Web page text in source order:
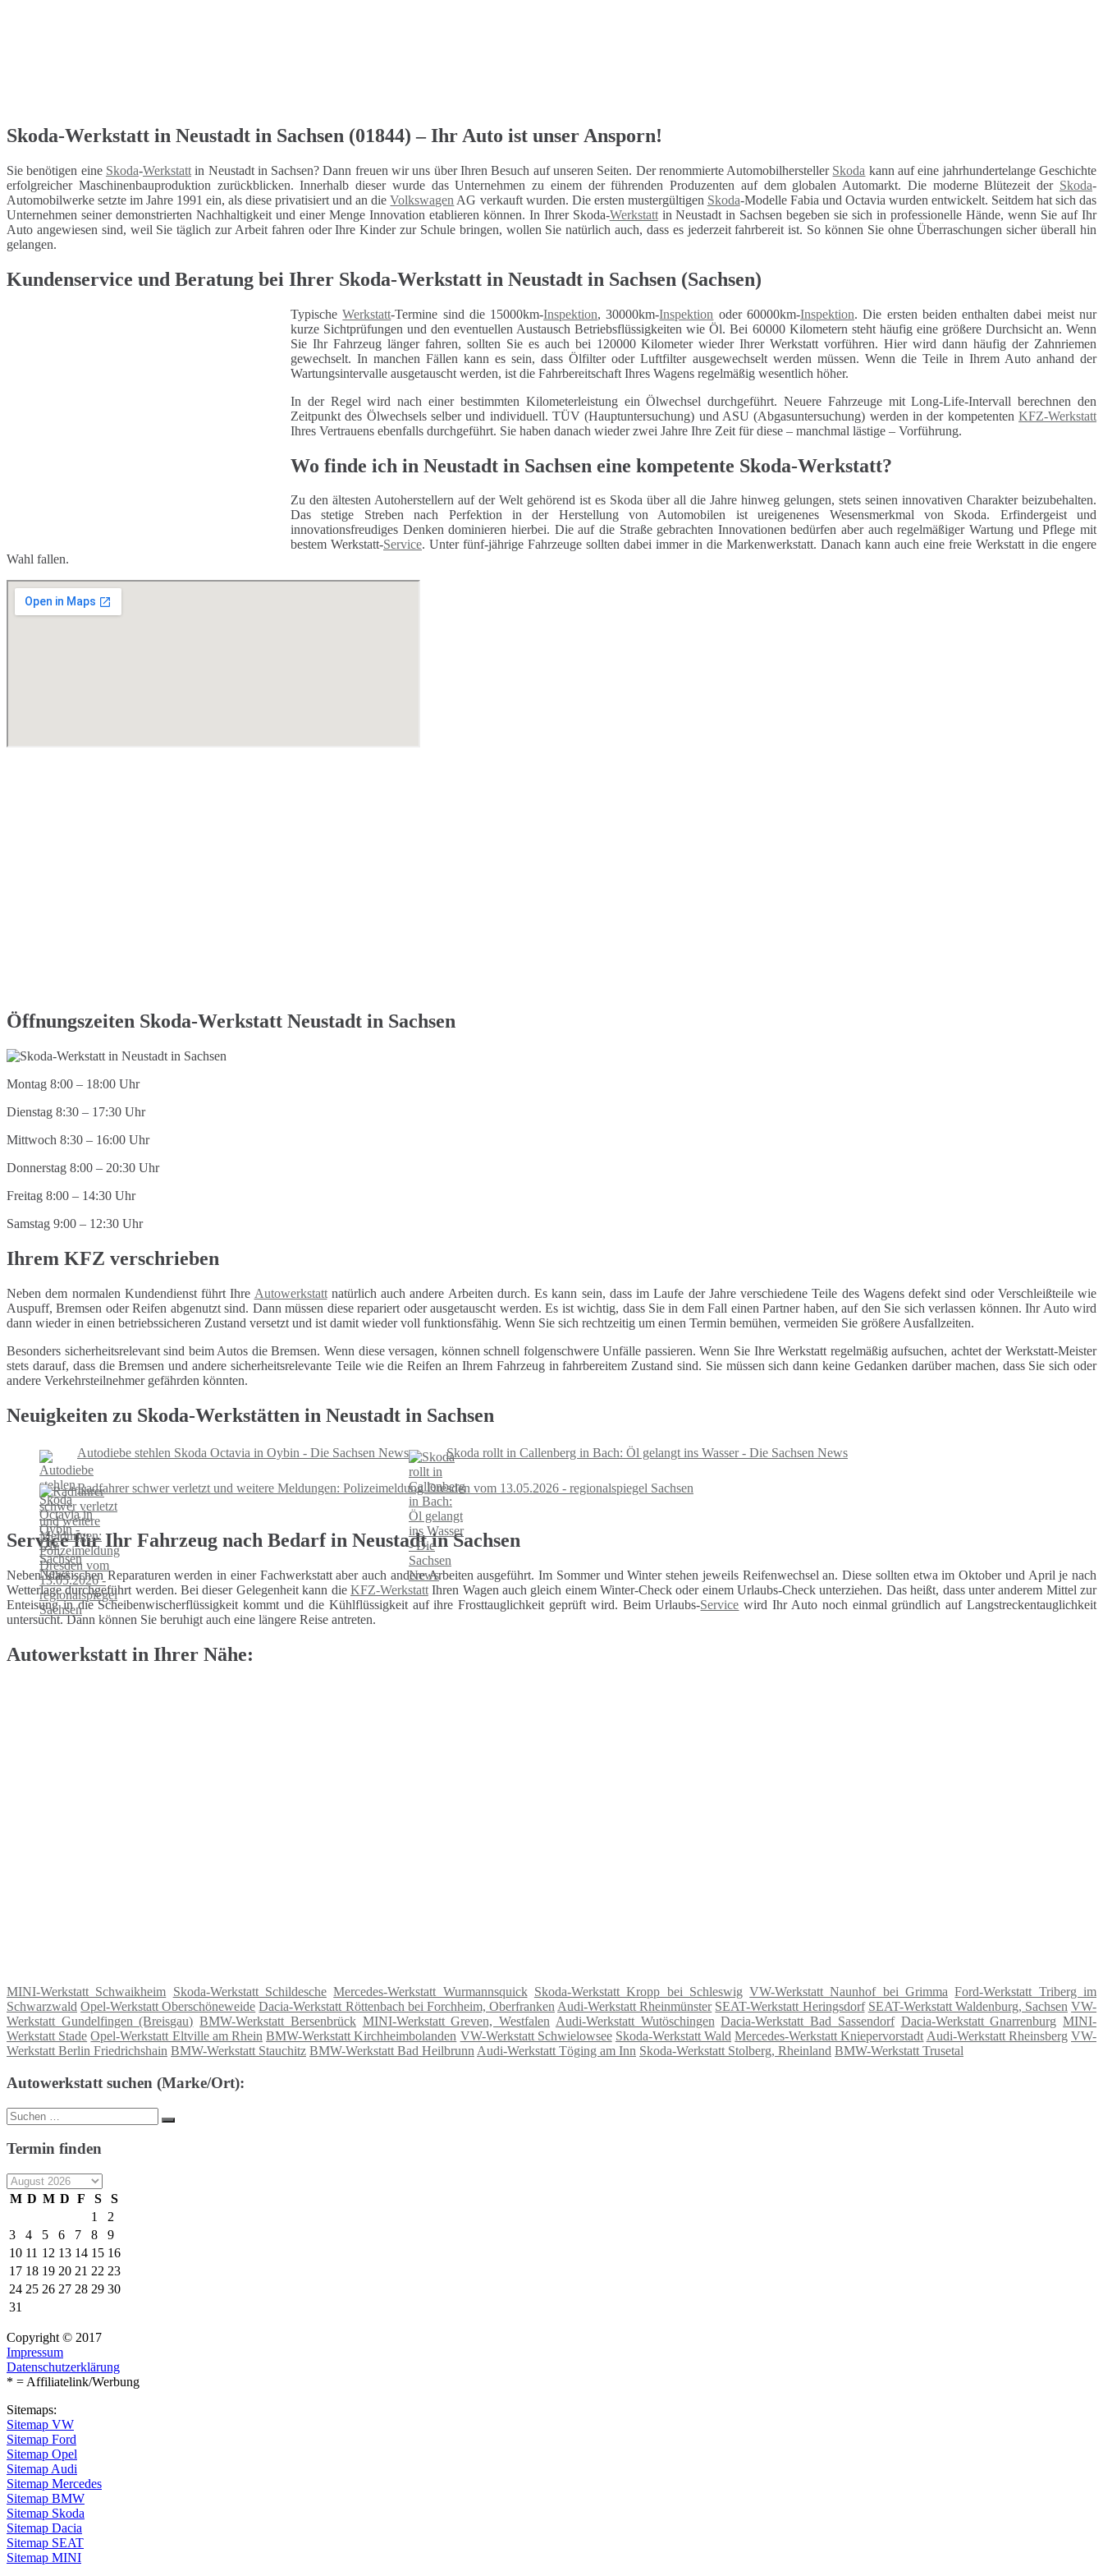
Skoda-Werkstatt in Neustadt in Sachsen (01844) – Ihr Auto ist unser Ansporn!
Sie benötigen eine Skoda-Werkstattin Neustadt in Sachsen? Dann freuen wir uns über Ihren Besuch auf unseren Seiten. Der renommierte Automobilhersteller Skoda kann auf eine jahrhundertelange Geschichte
erfolgreicher Maschinenbauproduktion zurückblicken. Innerhalb dieser wurde das Unternehmen zu einem der führenden Produzenten auf dem globalen Automarkt. Die moderne Blütezeit der Skoda-
Automobilwerke setzte im Jahre 1991 ein, als diese privatisiert und an dieVolkswagen AG verkauft wurden. Die ersten mustergültigen Skoda-Modelle Fabia und Octavia wurden entwickelt. Seitdem hat sich das
Unternehmen seiner demonstrierten Nachhaltigkeit und einer Menge Innovation etablieren können. In Ihrer Skoda-Werkstattin Neustadt in Sachsen begeben sie sich in professionelle Hände, wenn Sie auf Ihr
Auto angewiesen sind, weil Sie täglich zur Arbeit fahren oder Ihre Kinder zur Schule bringen, wollen Sie natürlich auch, dass es jederzeit fahrbereit ist. So können Sie ohne Überraschungen sicher überall hin
gelangen.
Kundenservice und Beratung bei Ihrer Skoda-Werkstatt in Neustadt in Sachsen (Sachsen)
TypischeWerkstatt-Termine sind die 15000km-Inspektion, 30000km-Inspektion oder 60000km-Inspektion. Die ersten beiden enthalten dabei meist nur
kurze Sichtprüfungen und den eventuellen Austausch Betriebsflüssigkeiten wie Öl. Bei 60000 Kilometern steht häufig eine größere Durchsicht an. Wenn
Sie Ihr Fahrzeug länger fahren, sollten Sie es auch bei 120000 Kilometer wieder Ihrer Werkstatt vorführen. Hier wird dann häufig der Zahnriemen
gewechselt. In manchen Fällen kann es sein, dass Ölfilter oder Luftfilter ausgewechselt werden müssen. Wenn die Teile in Ihrem Auto anhand der
Wartungsintervalle ausgetauscht werden, ist die Fahrbereitschaft Ihres Wagens regelmäßig wesentlich höher.
In der Regel wird nach einer bestimmten Kilometerleistung ein Ölwechsel durchgeführt. Neuere Fahrzeuge mit Long-Life-Intervall berechnen den
Zeitpunkt des Ölwechsels selber und individuell. TÜV (Hauptuntersuchung) und ASU (Abgasuntersuchung) werden in der kompetenten KFZ-Werkstatt
Ihres Vertrauens ebenfalls durchgeführt. Sie haben danach wieder zwei Jahre Ihre Zeit für diese – manchmal lästige – Vorführung.
Wo finde ich in Neustadt in Sachsen eine kompetente Skoda-Werkstatt?
Zu den ältesten Autoherstellern auf der Welt gehörend ist es Skoda über all die Jahre hinweg gelungen, stets seinen innovativen Charakter beizubehalten.
Das stetige Streben nach Perfektion in der Herstellung von Automobilen ist ureigenenes Wesensmerkmal von Skoda. Erfindergeist und
innovationsfreudiges Denken dominieren hierbei. Die auf die Straße gebrachten Innovationen bedürfen aber auch regelmäßiger Wartung und Pflege mit
bestem Werkstatt-Service. Unter fünf-jährige Fahrzeuge sollten dabei immer in die Markenwerkstatt. Danach kann auch eine freie Werkstatt in die engere
Wahl fallen.
Öffnungszeiten Skoda-Werkstatt Neustadt in Sachsen
Montag 8:00 – 18:00 Uhr
Dienstag 8:30 – 17:30 Uhr
Mittwoch 8:30 – 16:00 Uhr
Donnerstag 8:00 – 20:30 Uhr
Freitag 8:00 – 14:30 Uhr
Samstag 9:00 – 12:30 Uhr
Ihrem KFZ verschrieben
Neben dem normalen Kundendienst führt Ihre Autowerkstattnatürlich auch andere Arbeiten durch. Es kann sein, dass im Laufe der Jahre verschiedene Teile des Wagens defekt sind oder Verschleißteile wie
Auspuff, Bremsen oder Reifen abgenutzt sind. Dann müssen diese repariert oder ausgetauscht werden. Es ist wichtig, dass Sie in dem Fall einen Partner haben, auf den Sie sich verlassen können. Ihr Auto wird
dann wieder in einen betriebssicheren Zustand versetzt und ist damit wieder voll funktionsfähig. Wenn Sie sich rechtzeitig um einen Termin bemühen, vermeiden Sie größere Ausfallzeiten.
Besonders sicherheitsrelevant sind beim Autos die Bremsen. Wenn diese versagen, können schnell folgenschwere Unfälle passieren. Wenn Sie Ihre Werkstatt regelmäßig aufsuchen, achtet der Werkstatt-Meister
stets darauf, dass die Bremsen und andere sicherheitsrelevante Teile wie die Reifen an Ihrem Fahrzeug in fahrbereitem Zustand sind. Sie müssen sich dann keine Gedanken darüber machen, dass Sie sich oder
andere Verkehrsteilnehmer gefährden könnten.
Neuigkeiten zu Skoda-Werkstätten in Neustadt in Sachsen
Autodiebe stehlen Skoda Octavia in Oybin - Die Sachsen News Skoda rollt in Callenberg in Bach: Öl gelangt ins Wasser - Die Sachsen News
Radfahrer schwer verletzt und weitere Meldungen: Polizeimeldung Dresden vom 13.05.2026 - regionalspiegel Sachsen
Service für Ihr Fahrzeug nach Bedarf in Neustadt in Sachsen
Neben klassischen Reparaturen werden in einer Fachwerkstatt aber auch andere Arbeiten ausgeführt. Im Sommer und Winter stehen jeweils Reifenwechsel an. Diese sollten etwa im Oktober und April je nach
Wetterlage durchgeführt werden. Bei dieser Gelegenheit kann die KFZ-WerkstattIhren Wagen auch gleich einem Winter-Check oder einem Urlaubs-Check unterziehen. Das heißt, dass unter anderem Mittel zur
Enteisung in die Scheibenwischerflüssigkeit kommt und die Kühlflüssigkeit auf ihre Frosttauglichkeit geprüft wird. Beim Urlaubs-Service wird Ihr Auto noch einmal gründlich auf Langstreckentauglichkeit
untersucht. Dann können Sie beruhigt auch eine längere Reise antreten.
Autowerkstatt in Ihrer Nähe:
MINI-Werkstatt Schwaikheim Skoda-Werkstatt Schildesche Mercedes-Werkstatt Wurmannsquick Skoda-Werkstatt Kropp bei Schleswig VW-Werkstatt Naunhof bei Grimma Ford-Werkstatt Triberg im
Schwarzwald Opel-Werkstatt Oberschöneweide Dacia-Werkstatt Röttenbach bei Forchheim, Oberfranken Audi-Werkstatt Rheinmünster SEAT-Werkstatt Heringsdorf SEAT-Werkstatt Waldenburg, Sachsen VW-
Werkstatt Gundelfingen (Breisgau) BMW-Werkstatt Bersenbrück MINI-Werkstatt Greven, Westfalen Audi-Werkstatt Wutöschingen Dacia-Werkstatt Bad Sassendorf Dacia-Werkstatt Gnarrenburg MINI-
Werkstatt Stade Opel-Werkstatt Eltville am Rhein BMW-Werkstatt Kirchheimbolanden VW-Werkstatt Schwielowsee Skoda-Werkstatt Wald Mercedes-Werkstatt Kniepervorstadt Audi-Werkstatt Rheinsberg VW-
Werkstatt Berlin Friedrichshain BMW-Werkstatt Stauchitz BMW-Werkstatt Bad Heilbrunn Audi-Werkstatt Töging am Inn Skoda-Werkstatt Stolberg, Rheinland BMW-Werkstatt Trusetal
Autowerkstatt suchen (Marke/Ort):
Suche
nach:
Suchen
Termin finden
M D M D F S
S
1
2
3
4 5 6 7 8
9
10 11 12 13 14 15 16
17 18 19 20 21 22 23
24 25 26 27 28 29 30
31
Copyright © 2017
Impressum
Datenschutzerklärung
* = Affiliatelink/Werbung
Sitemaps:
Sitemap VW
Sitemap Ford
Sitemap Opel
Sitemap Audi
Sitemap Mercedes
Sitemap BMW
Sitemap Skoda
Sitemap Dacia
Sitemap SEAT
Sitemap MINI